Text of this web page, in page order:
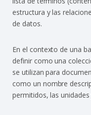
estructura y las
de datos.
En el contexto de una
definir como una
se utilizan para
como un nombre
permitidos, las